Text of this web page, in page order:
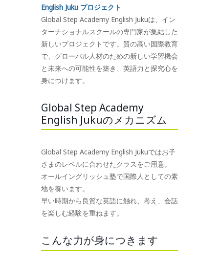
English Juku プロジェクト
Global Step Academy English Jukuは、イン
ターナショナルスクールの専門家が集結した
新しいプロジェクトです。質の高い国際教育
で、グローバル人材のための新しい学習機会
と未来への可能性を築き、英語力と探究心を
身につけます。
Global Step Academy
English Jukuのメカニズム
Global Step Academy English Jukuではお子
さまのレベルに合わせたクラスをご用意。
オールイングリッシュ塾で国際人としての素
地を養います。
早い時期から良質な英語に触れ、考え、会話
を楽しむ経験を重ねます。
こんな力が身につきます